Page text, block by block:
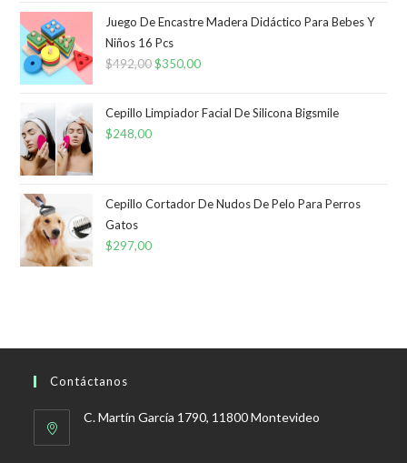
Juego De Encastre Madera Didáctico Para Bebes Y
Niños 16 Pcs
$492,00El
original
$350,00El
actual
Cepillo Limpiador Facial De Silicona Bigsmile
$248,00
Cepillo Cortador De Nudos De Pelo Para Perros
Gatos
$297,00
Contáctanos
C. Martín García 1790, 11800 Montevideo